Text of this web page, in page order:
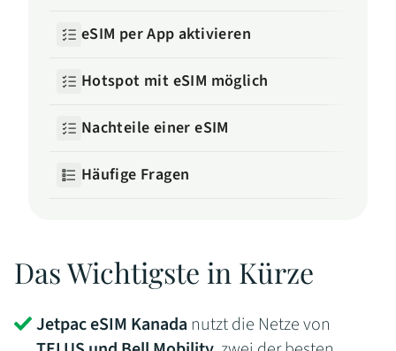
eSIM per App aktivieren
Hotspot mit eSIM möglich
Nachteile einer eSIM
Häufige Fragen
Das Wichtigste in Kürze
Jetpac eSIM Kanada nutzt die Netze von